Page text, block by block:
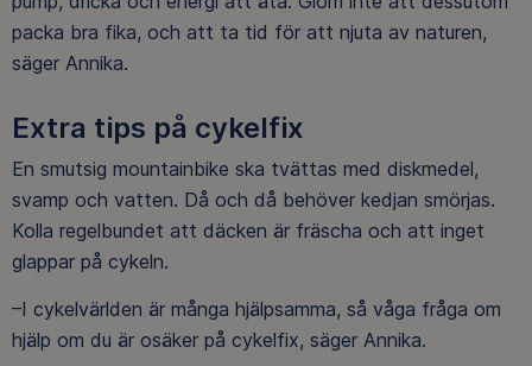
packa bra fika, och att ta tid för att njuta av naturen,
säger Annika.
Extra tips på cykelfix
En smutsig mountainbike ska tvättas med diskmedel,
svamp och vatten. Då och då behöver kedjan smörjas.
Kolla regelbundet att däcken är fräscha och att inget
glappar på cykeln.
–I cykelvärlden är många hjälpsamma, så våga fråga om
hjälp om du är osäker på cykelfix, säger Annika.